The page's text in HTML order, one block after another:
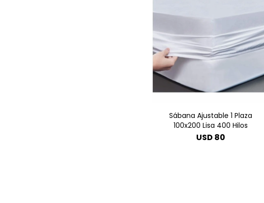
Sábana Ajustable 1 Plaza
100x200 Lisa 400 Hilos
USD 80